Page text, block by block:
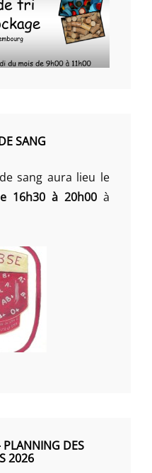
SANG
sang aura lieu le
16h30 à 20h00 à
PLANNING DES
2026